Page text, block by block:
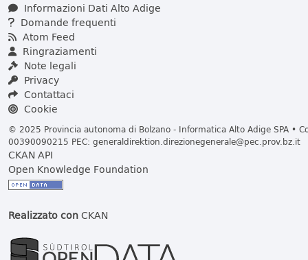
Informazioni Dati Alto Adige
Domande frequenti
Atom Feed
Ringraziamenti
Note legali
Privacy
Contattaci
Cookie
© 2025 Provincia autonoma di Bolzano - Informatica Alto Adige SPA •
00390090215 PEC: generaldirektion.direzionegenerale@pec.prov.bz.it
CKAN API
Open Knowledge Foundation
Realizzato conCKAN